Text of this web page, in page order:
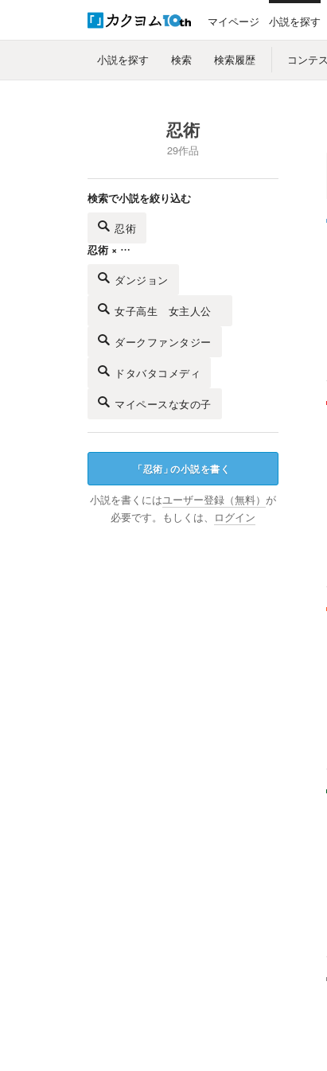
マイページ 小説を探す
小説を探す 検索 検索履歴 コンテ
忍術
29作品
検索で小説を絞り込む
忍術
忍術 × …
ダンジョン
女子高生 女主人公
ダークファンタジー
ドタバタコメディ
マイペースな女の子
「忍術 」の小説を書く
小説を書くにはユーザー登録（無料） が
必要です。もしくは、
ログイン